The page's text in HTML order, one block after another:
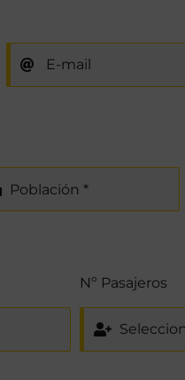
Nº Pasajeros